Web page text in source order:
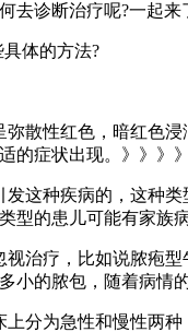
诊断治疗呢?一起来
散性红色，暗红色
的症状出现。》》》
这种疾病的，这种
的患儿可能有家族
治疗，比如说脓疱
的脓包，随着病情
分为急性和慢性两